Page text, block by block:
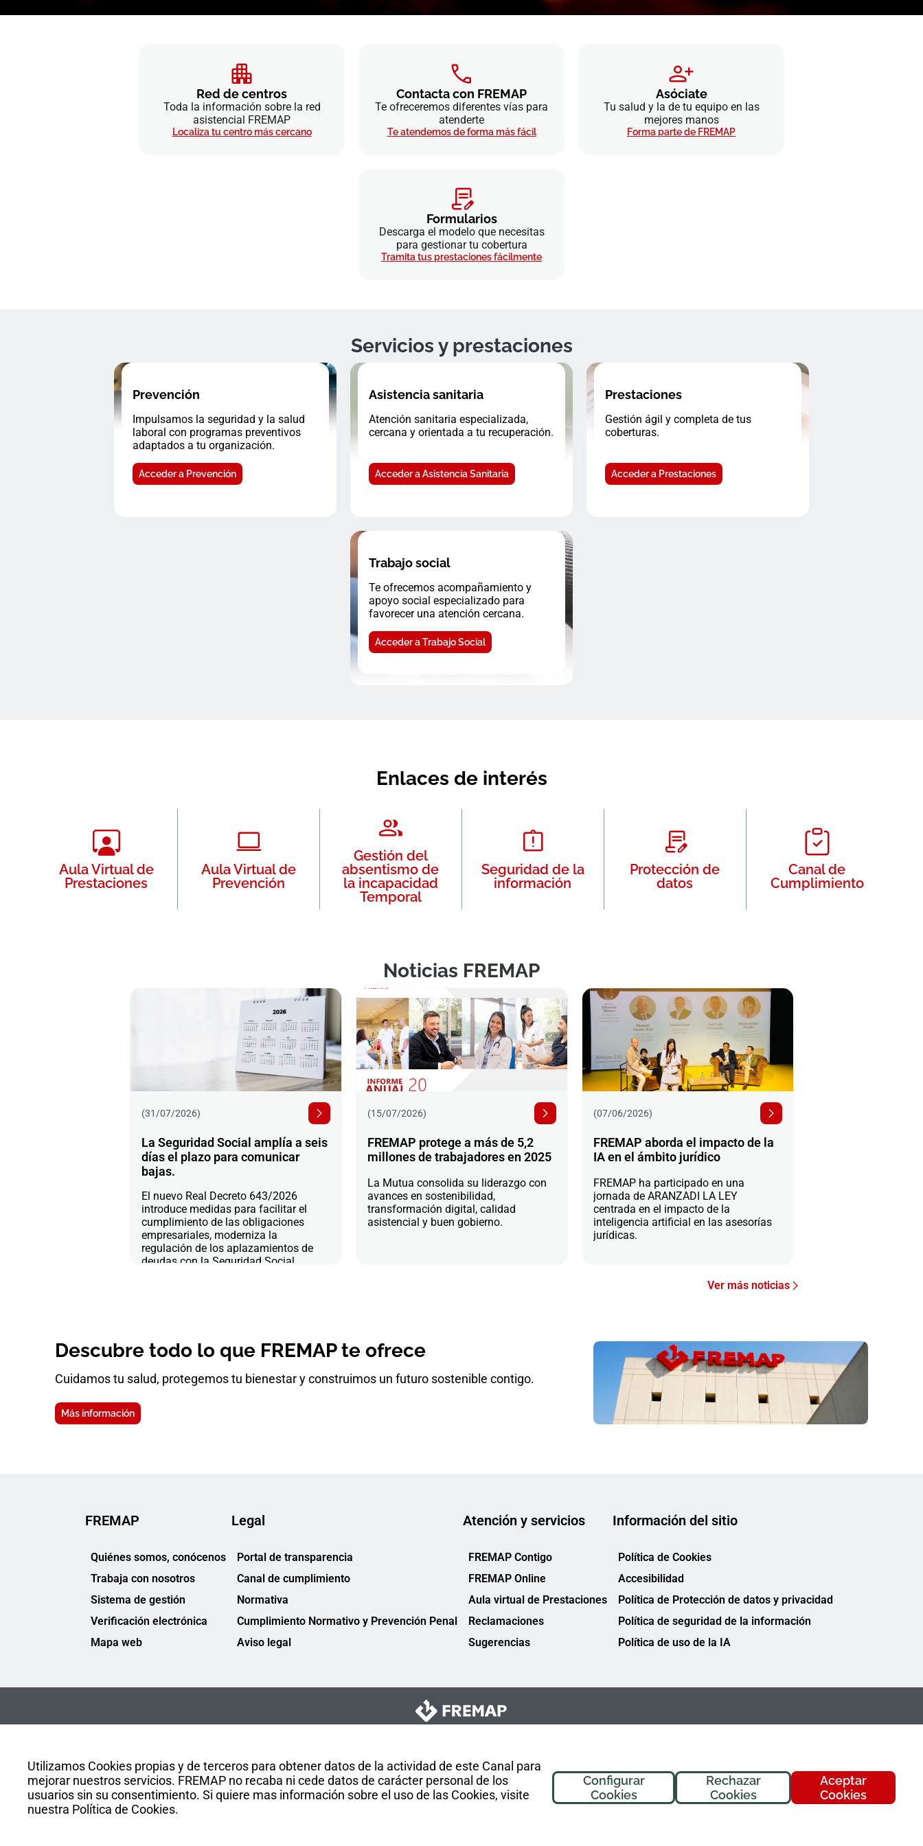
Utilizamos Cookies propias y de terceros para obtener datos de la actividad de este Canal para
mejorar nuestros servicios. FREMAP no recaba ni cede datos de carácter personal de los
usuarios sin su consentimiento. Si quiere mas información sobre el uso de las Cookies, visite
nuestra Política de Cookies.
Aceptar
Cookies
Rechazar
Cookies
Configurar
Cookies
Red de centros
Toda la información sobre la red
asistencial FREMAP
Localiza tu centro más cercano
Contacta con FREMAP
Te ofreceremos diferentes vías para
atenderte
Te atendemos de forma más fácil
Asóciate
Tu salud y la de tu equipo en las
mejores manos
Forma parte de FREMAP
Formularios
Descarga el modelo que necesitas
para gestionar tu cobertura
Tramita tus prestaciones fácilmente
Servicios y prestaciones
Prevención
Impulsamos la seguridad y la salud
laboral con programas preventivos
adaptados a tu organización.
Acceder a Prevención
Asistencia sanitaria
Atención sanitaria especializada,
cercana y orientada a tu recuperación.
Acceder a Asistencia Sanitaria
Prestaciones
Gestión ágil y completa de tus
coberturas.
Acceder a Prestaciones
Trabajo social
Te ofrecemos acompañamiento y
apoyo social especializado para
favorecer una atención cercana.
Acceder a Trabajo Social
Enlaces de interés
Aula Virtual de
Prestaciones
Aula Virtual de
Prevención
Gestión del
absentismo de
la incapacidad
Temporal
Seguridad de la
información
Protección de
datos
Canal de
Cumplimiento
Noticias FREMAP
(31/07/2026)
La Seguridad Social amplía a seis
días el plazo para comunicar
bajas.
El nuevo Real Decreto 643/2026
introduce medidas para facilitar el
cumplimiento de las obligaciones
empresariales, moderniza la
regulación de los aplazamientos de
deudas con la Seguridad Social
(15/07/2026)
FREMAP protege a más de 5,2
millones de trabajadores en 2025
La Mutua consolida su liderazgo con
avances en sostenibilidad,
transformación digital, calidad
asistencial y buen gobierno.
(07/06/2026)
FREMAP aborda el impacto de la
IA en el ámbito jurídico
FREMAP ha participado en una
jornada de ARANZADI LA LEY
centrada en el impacto de la
inteligencia artificial en las asesorías
jurídicas.
Ver más noticias
Descubre todo lo que FREMAP te ofrece
Cuidamos tu salud, protegemos tu bienestar y construimos un futuro sostenible contigo.
Más información
¡Hola! Soy
, tu asistente de
FREMAP. ¿En qué puedo ayudarte
hoy?
FREMAP
Quiénes somos, conócenos
Trabaja con nosotros
Sistema de gestión
Verificación electrónica
Mapa web
Legal
Portal de transparencia
Canal de cumplimiento
Normativa
Cumplimiento Normativo y Prevención Penal
Aviso legal
Atención y servicios
FREMAP Contigo
FREMAP Online
Aula virtual de Prestaciones
Reclamaciones
Sugerencias
Información del sitio
Política de Cookies
Accesibilidad
Política de Protección de datos y privacidad
Política de seguridad de la información
Política de uso de la IA